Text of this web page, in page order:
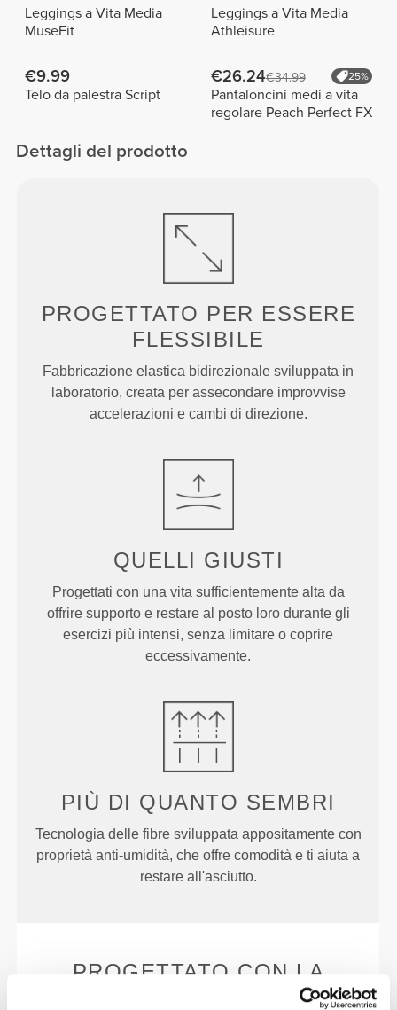
Leggings a Vita Media
MuseFit
Leggings a Vita Media
Athleisure
€9.99
Telo da palestra Script
€26.24€34.99 25%
Pantaloncini medi a vita
regolare Peach Perfect FX
Dettagli del prodotto
PROGETTATO PER ESSERE
FLESSIBILE
Fabbricazione elastica bidirezionale sviluppata in
laboratorio, creata per assecondare improvvise
accelerazioni e cambi di direzione.
QUELLI GIUSTI
Progettati con una vita sufficientemente alta da
offrire supporto e restare al posto loro durante gli
esercizi più intensi, senza limitare o coprire
eccessivamente.
PIÙ DI QUANTO SEMBRI
Tecnologia delle fibre sviluppata appositamente con
proprietà anti-umidità, che offre comodità e ti aiuta a
restare all'asciutto.
PROGETTATO CON LA
REVOKNIT